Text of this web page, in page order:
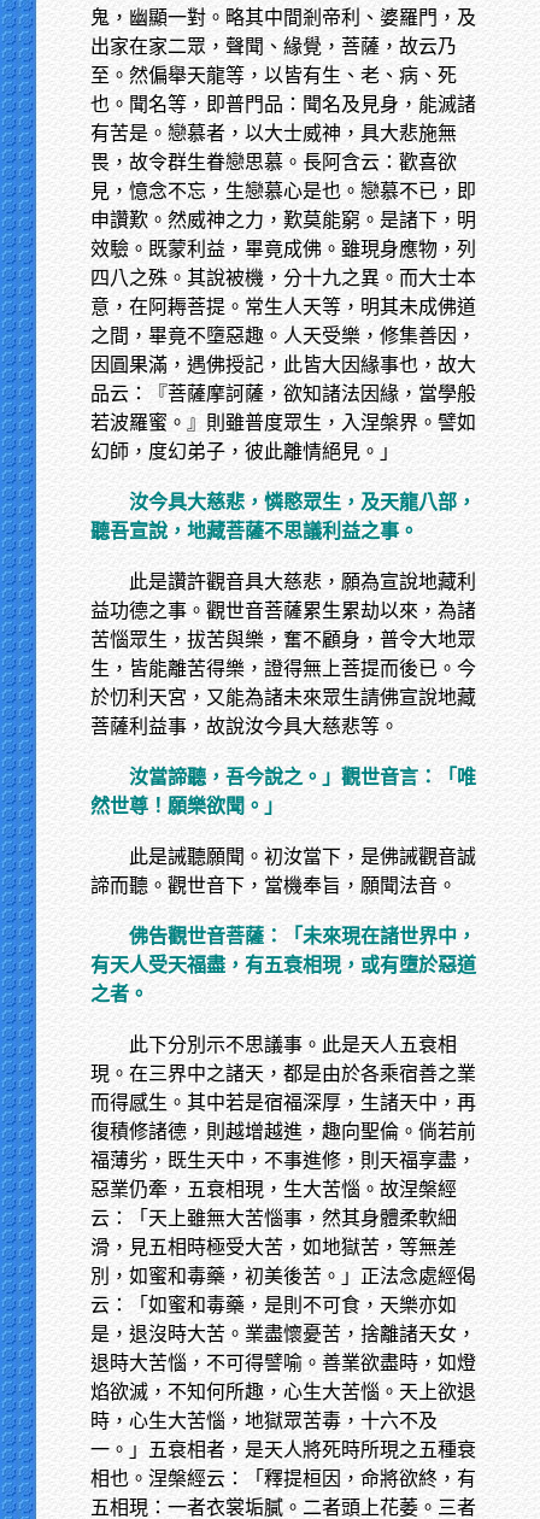
鬼，幽顯一對。略其中間剎帝利、婆羅門，及
出家在家二眾，聲聞、緣覺，菩薩，故云乃
至。然偏舉天龍等，以皆有生、老、病、死
也。聞名等，即普門品：聞名及見身，能滅諸
有苦是。戀慕者，以大士威神，具大悲施無
畏，故令群生眷戀思慕。長阿含云：歡喜欲
見，憶念不忘，生戀慕心是也。戀慕不已，即
申讚歎。然威神之力，歎莫能窮。是諸下，明
效驗。既蒙利益，畢竟成佛。雖現身應物，列
四八之殊。其說被機，分十九之異。而大士本
意，在阿耨菩提。常生人天等，明其未成佛道
之間，畢竟不墮惡趣。人天受樂，修集善因，
因圓果滿，遇佛授記，此皆大因緣事也，故大
品云：『菩薩摩訶薩，欲知諸法因緣，當學般
若波羅蜜。』則雖普度眾生，入涅槃界。譬如
幻師，度幻弟子，彼此離情絕見。」
汝今具大慈悲，憐愍眾生，及天龍八部，
聽吾宣說，地藏菩薩不思議利益之事。
此是讚許觀音具大慈悲，願為宣說地藏利
益功德之事。觀世音菩薩累生累劫以來，為諸
苦惱眾生，拔苦與樂，奮不顧身，普令大地眾
生，皆能離苦得樂，證得無上菩提而後已。今
於忉利天宮，又能為諸未來眾生請佛宣說地藏
菩薩利益事，故說汝今具大慈悲等。
汝當諦聽，吾今說之。」觀世音言：「唯
然世尊！願樂欲聞。」
此是誡聽願聞。初汝當下，是佛誡觀音誠
諦而聽。觀世音下，當機奉旨，願聞法音。
佛告觀世音菩薩：「未來現在諸世界中，
有天人受天福盡，有五衰相現，或有墮於惡道
之者。
此下分別示不思議事。此是天人五衰相
現。在三界中之諸天，都是由於各乘宿善之業
而得感生。其中若是宿福深厚，生諸天中，再
復積修諸德，則越增越進，趣向聖倫。倘若前
福薄劣，既生天中，不事進修，則天福享盡，
惡業仍牽，五衰相現，生大苦惱。故涅槃經
云：「天上雖無大苦惱事，然其身體柔軟細
滑，見五相時極受大苦，如地獄苦，等無差
別，如蜜和毒藥，初美後苦。」正法念處經偈
云：「如蜜和毒藥，是則不可食，天樂亦如
是，退沒時大苦。業盡懷憂苦，捨離諸天女，
退時大苦惱，不可得譬喻。善業欲盡時，如燈
焰欲滅，不知何所趣，心生大苦惱。天上欲退
時，心生大苦惱，地獄眾苦毒，十六不及
一。」五衰相者，是天人將死時所現之五種衰
相也。涅槃經云：「釋提桓因，命將欲終，有
五相現：一者衣裳垢膩。二者頭上花萎。三者